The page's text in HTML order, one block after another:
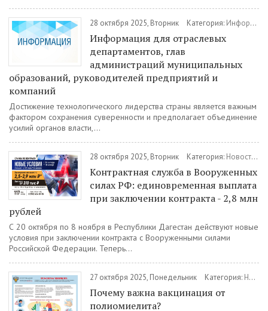
28 октября 2025, Вторник Категория: Информация
Информация для отраслевых
департаментов, глав
администраций муниципальных
образований, руководителей предприятий и
компаний
Достижение технологического лидерства страны является важным
фактором сохранения суверенности и предполагает объединение
усилий органов власти,...
28 октября 2025, Вторник Категория: Новости /
Контрактная служба в Вооруженных
силах РФ: единовременная выплата
при заключении контракта - 2,8 млн
рублей
С 20 октября по 8 ноября в Республики Дагестан действуют новые
условия при заключении контракта с Вооруженными силами
Российской Федерации. Теперь...
27 октября 2025, Понедельник Категория: Новости
Почему важна вакцинация от
полиомиелита?